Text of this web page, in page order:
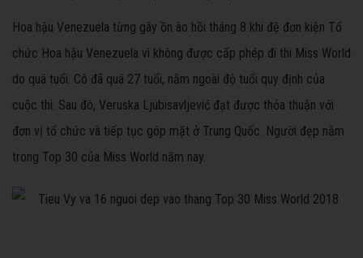
Hoa hậu Venezuela từng gây ồn ào hồi tháng 8 khi đệ đơn kiện Tổ
chức Hoa hậu Venezuela vì không được cấp phép đi thi Miss World
do quá tuổi. Cô đã quá 27 tuổi, nằm ngoài độ tuổi quy định của
cuộc thi. Sau đó, Veruska Ljubisavljević đạt được thỏa thuận với
đơn vị tổ chức và tiếp tục góp mặt ở Trung Quốc. Người đẹp nằm
trong Top 30 của Miss World năm nay.